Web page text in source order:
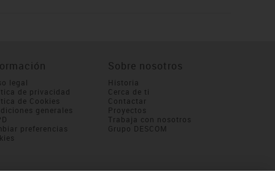
legal
de privacidad
de Cookies
generales
preferencias
Sobre nosotros
Historia
Cerca de ti
Contactar
Proyectos
Trabaja con nosotros
Grupo DESCOM